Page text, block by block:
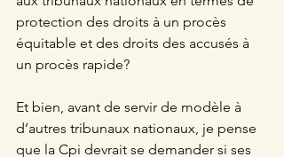
protection des droits à un procès
équitable et des droits des accusés à
un procès rapide?
Et bien, avant de servir de modèle à
d’autres tribunaux nationaux, je pense
que la Cpi devrait se demander si ses